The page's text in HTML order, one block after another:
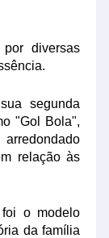
diversas
segunda
"Gol Bola",
relação às
o modelo
da família